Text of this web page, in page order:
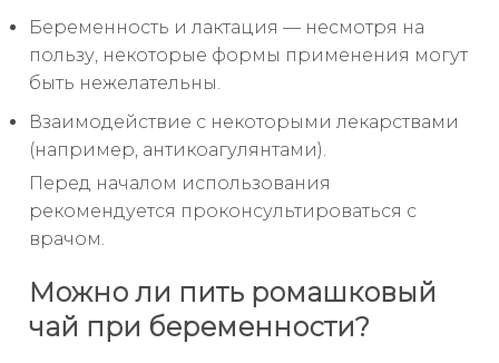
Беременность и лактация — несмотря на
пользу, некоторые формы применения могут
быть нежелательны.
Взаимодействие с некоторыми лекарствами
(например, антикоагулянтами).
Перед началом использования
рекомендуется проконсультироваться с
врачом.
Можно ли пить ромашковый
чай при беременности?